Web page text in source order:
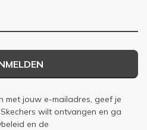
met jouw e-mailadres, geef je
wilt ontvangen en ga
en de